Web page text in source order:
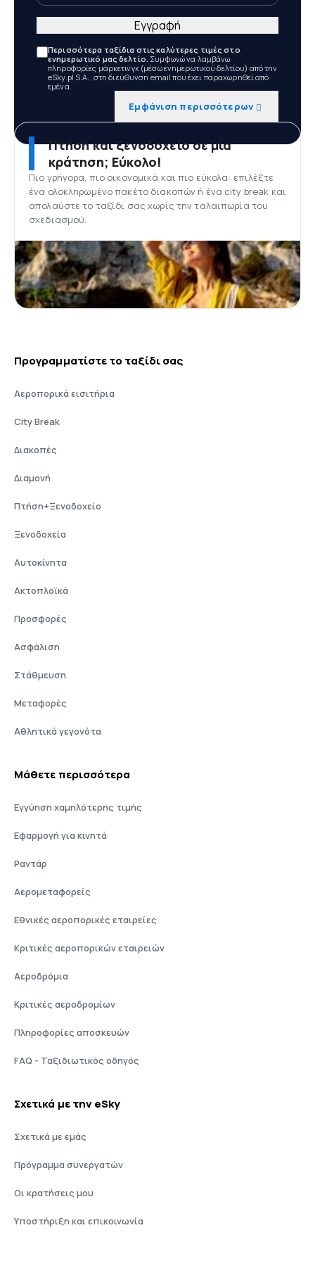
Περισσότερα ταξίδια στις καλύτερες τιμές στο
ενημερωτικό μας δελτίο. Συμφωνώ να λαμβάνω
πληροφορίες μάρκετινγκ (μέσω ενημερωτικού δελτίου) από την
eSky.pl S.A., στη διεύθυνση email που έχει παραχωρηθεί από
εμένα.
Εμφάνιση περισσότερων
Εγγραφή
Πτήση και ξενοδοχείο σε μία
κράτηση; Εύκολο!
Πιο γρήγορα, πιο οικονομικά και πιο εύκολα: επιλέξτε
ένα ολοκληρωμένο πακέτο διακοπών ή ένα city break και
απολαύστε το ταξίδι σας χωρίς την ταλαιπωρία του
σχεδιασμού.
Προγραμματίστε το ταξίδι σας
Αεροπορικά εισιτήρια
City Break
Διακοπές
Διαμονή
Πτήση+Ξενοδοχείο
Ξενοδοχεία
Αυτοκίνητα
Ακτοπλοϊκά
Προσφορές
Ασφάλιση
Στάθμευση
Μεταφορές
Αθλητικά γεγονότα
Μάθετε περισσότερα
Εγγύηση χαμηλότερης τιμής
Εφαρμογή για κινητά
Ραντάρ
Αερομεταφορείς
Εθνικές αεροπορικές εταιρείες
Κριτικές αεροπορικών εταιρειών
Αεροδρόμια
Κριτικές αεροδρομίων
Πληροφορίες αποσκευών
FAQ - Ταξιδιωτικός οδηγός
Σχετικά με την eSky
Σχετικά με εμάς
Πρόγραμμα συνεργατών
Οι κρατήσεις μου
Υποστήριξη και επικοινωνία